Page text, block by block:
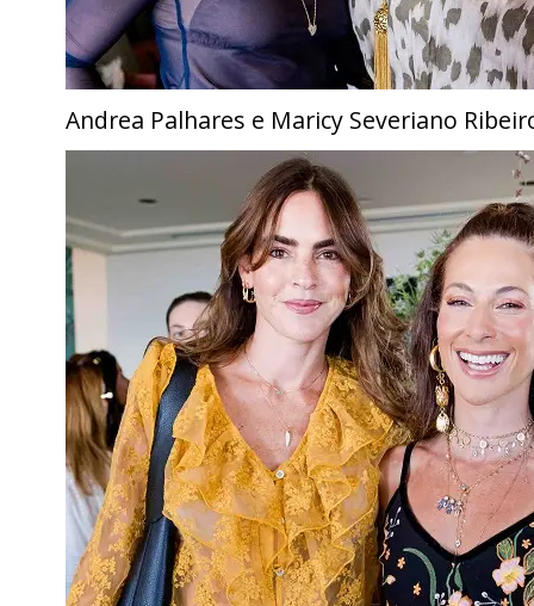
Andrea Palhares e Maricy Severiano